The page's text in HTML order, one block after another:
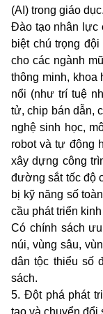
(AI) trong giáo dục.
Đào tạo nhân lực
biệt chú trọng
cho các ngành
thông minh,
nổi (như trí tuệ
tử, chip bán dẫn,
nghệ sinh học,
robot và tự động
xây dựng công
đường sắt tốc độ
bị kỹ năng số
cầu phát triển
Có chính sách
núi, vùng sâu,
dân tộc thiểu số
sách.
5. Đột phá phát
tạo và chuyển đổi